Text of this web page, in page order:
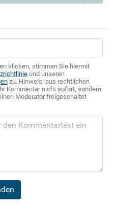
klicken, stimmen Sie hiermit
und unseren
zu. Hinweis: aus rechtlichen
Kommentar nicht sofort, sondern
Moderator freigeschaltet